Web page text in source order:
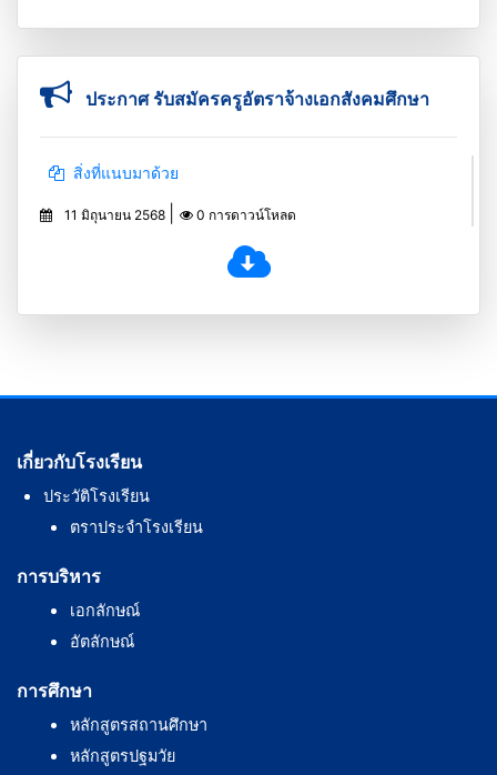
ประกาศ รับสมัครครูอัตราจ้างเอกสังคมศึกษา
สิ่งที่แนบมาด้วย
11 มิถุนายน 2568 0 การดาวน์โหลด
เกี่ยวกับโรงเรียน
ประวัติโรงเรียน
ตราประจำโรงเรียน
การบริหาร
เอกลักษณ์
อัตลักษณ์
การศึกษา
หลักสูตรสถานศึกษา
หลักสูตรปฐมวัย